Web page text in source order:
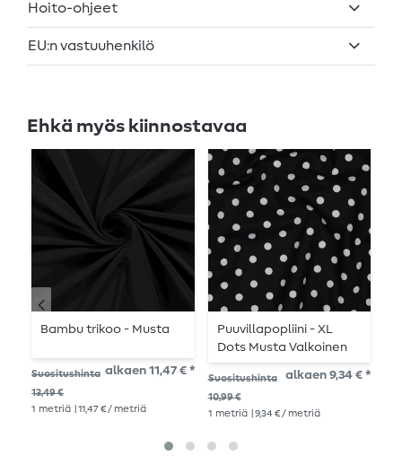
Hoito-ohjeet
EU:n vastuuhenkilö
Ehkä myös kiinnostavaa
Bambu trikoo - Musta
Suositushinta
13,49 €
alkaen 11,47 € *
1 metriä | 11,47 € / metriä
Puuvillapopliini - XL
Dots Musta Valkoinen
Musta Valkoinen
Suositushinta
10,99 €
alkaen 9,34 € *
1 metriä | 9,34 € / metriä